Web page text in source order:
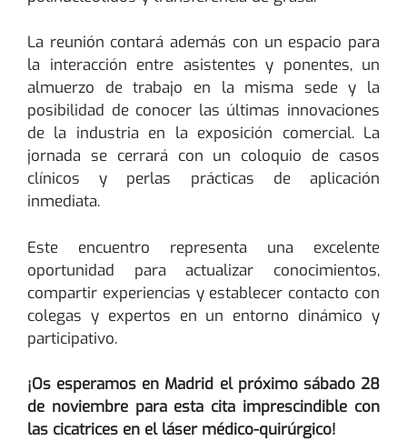
La reunión contará además con un espacio para
la interacción entre asistentes y ponentes, un
almuerzo de trabajo en la misma sede y la
posibilidad de conocer las últimas innovaciones
de la industria en la exposición comercial. La
jornada se cerrará con un coloquio de casos
clínicos y perlas prácticas de aplicación
inmediata.
Este encuentro representa una excelente
oportunidad para actualizar conocimientos,
compartir experiencias y establecer contacto con
colegas y expertos en un entorno dinámico y
participativo.
¡Os esperamos en Madrid el próximo sábado 28
de noviembre para esta cita imprescindible con
las cicatrices en el láser médico-quirúrgico!